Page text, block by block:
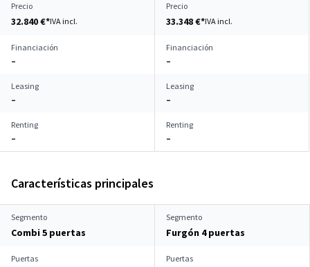
Precio
32.840 €*IVA incl.
Precio
33.348 €*IVA incl.
Financiación
–
Financiación
–
Leasing
–
Leasing
–
Renting
–
Renting
–
Características principales
Segmento
Combi 5 puertas
Segmento
Furgón 4 puertas
Puertas Puertas